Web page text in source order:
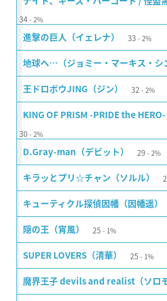
34 2%
進撃の巨人（イェレナ） 33 2%
地球へ…（ジョミー・マーキス・シ
王ドロボウJING（ジン） 32 2%
KING OF PRISM -PRIDE the HERO-
30 2%
D.Gray-man（デビット） 29 2%
キラッとプリ☆チャン（ソルル）
キューティクル探偵因幡（因幡遥）
隠の王（宵風） 25 1%
SUPER LOVERS（清華） 25 1%
魔界王子 devils and realist（ソロモ